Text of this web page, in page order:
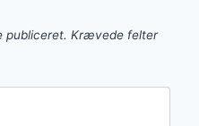
publiceret. Krævede felter